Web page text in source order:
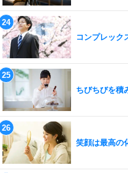
コンプレック
ちびちびを積
笑顔は最高の